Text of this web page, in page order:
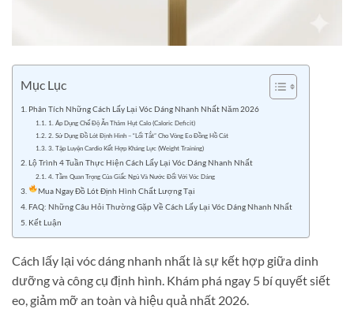
Mục Lục
Phân Tích Những Cách Lấy Lại Vóc Dáng Nhanh Nhất Năm 2026
1. Áp Dụng Chế Độ Ăn Thâm Hụt Calo (Caloric Deficit)
2. Sử Dụng Đồ Lót Định Hình – “Lối Tắt” Cho Vòng Eo Đồng Hồ Cát
3. Tập Luyện Cardio Kết Hợp Kháng Lực (Weight Training)
Lộ Trình 4 Tuần Thực Hiện Cách Lấy Lại Vóc Dáng Nhanh Nhất
4. Tầm Quan Trọng Của Giấc Ngủ Và Nước Đối Với Vóc Dáng
Mua Ngay Đồ Lót Định Hình Chất Lượng Tại
FAQ: Những Câu Hỏi Thường Gặp Về Cách Lấy Lại Vóc Dáng Nhanh Nhất
Kết Luận
Cách lấy lại vóc dáng nhanh nhất là sự kết hợp giữa dinh
dưỡng và công cụ định hình. Khám phá ngay 5 bí quyết siết
eo, giảm mỡ an toàn và hiệu quả nhất 2026.